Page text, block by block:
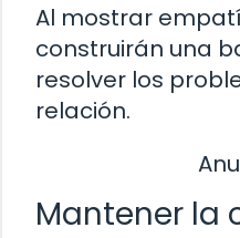
Al mostrar
construirán una
resolver los
relación.
Mantener la